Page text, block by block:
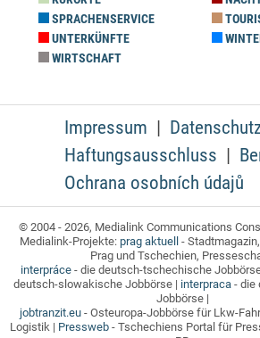
SPRACHENSERVICE
UNTERKÜNFTE
WIRTSCHAFT
Impressum
Haftungsausschluss
Ochrana osobních údajů
© 2004 - 2026, Medialink Communications
Medialink-Projekte: prag aktuell -
Prag und Tschechien,
interpráce- die deutsch-tschechische
deutsch-slowakische Jobbörse | interpraca- die
Jobbörse |
jobtranzit.eu- Osteuropa-Jobbörse für Lkw-
Logistik | Pressweb - Tschechiens Portal für